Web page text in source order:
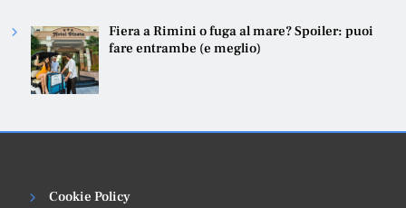
Fiera a Rimini o fuga al mare? Spoiler: puoi
fare entrambe (e meglio)
Cookie Policy